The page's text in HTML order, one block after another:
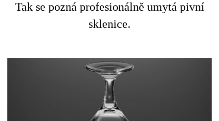
Tak se pozná profesionálně umytá pivní
sklenice.